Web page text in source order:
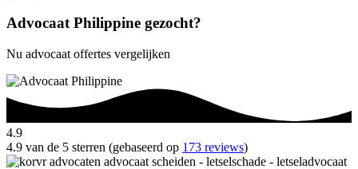
Advocaat Philippine gezocht?
Nu advocaat offertes vergelijken
4.9
4.9 van de 5 sterren (gebaseerd op 173 reviews)